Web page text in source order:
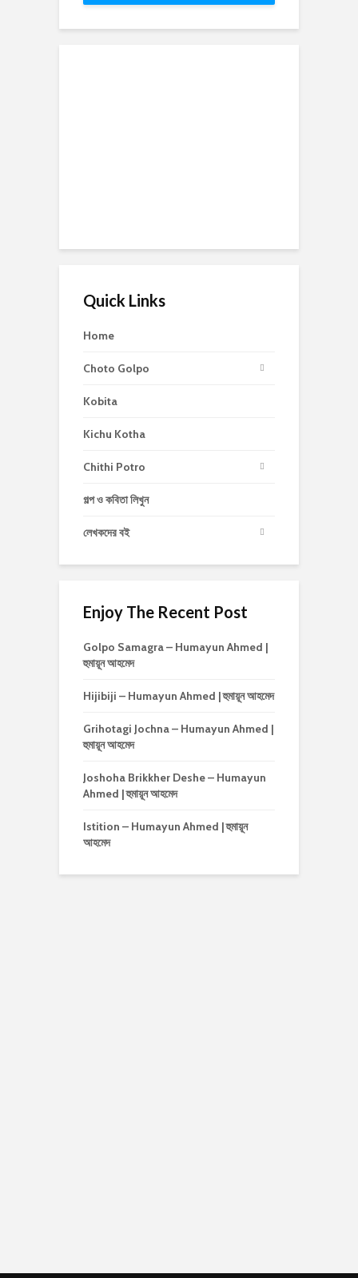
Quick Links
Home
Choto Golpo
Kobita
Kichu Kotha
Chithi Potro
গল্প ও কবিতা লিখুন
লেখকদের বই
Enjoy The Recent Post
Golpo Samagra – Humayun Ahmed |
হুমায়ূন আহমেদ
Hijibiji – Humayun Ahmed | হুমায়ূন আহমেদ
Grihotagi Jochna – Humayun Ahmed |
হুমায়ূন আহমেদ
Joshoha Brikkher Deshe – Humayun
Ahmed | হুমায়ূন আহমেদ
Istition – Humayun Ahmed | হুমায়ূন
আহমেদ